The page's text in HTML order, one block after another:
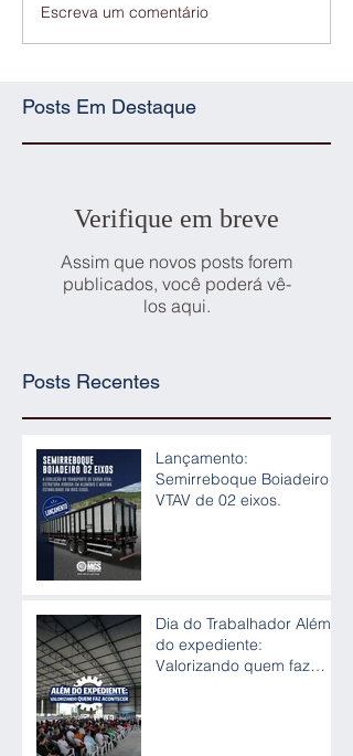
Escreva um comentário
Posts Em Destaque
Verifique em breve
Assim que novos posts forem
publicados, você poderá vê-
los aqui.
Posts Recentes
Lançamento:
Semirreboque Boiadeiro
VTAV de 02 eixos.
Dia do Trabalhador Além
do expediente:
Valorizando quem faz